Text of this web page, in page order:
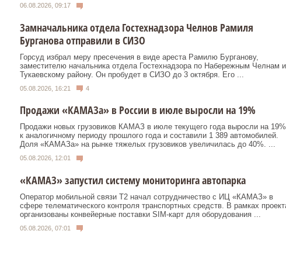
06.08.2026, 09:17
Замначальника отдела Гостехнадзора Челнов Рамиля
Бурганова отправили в СИЗО
Горсуд избрал меру пресечения в виде ареста Рамилю Бурганову,
заместителю начальника отдела Гостехнадзора по Набережным Челнам и
Тукаевскому району. Он пробудет в СИЗО до 3 октября. Его ...
05.08.2026, 16:21 4
Продажи «КАМАЗа» в России в июле выросли на 19%
Продажи новых грузовиков КАМАЗ в июле текущего года выросли на 19%
к аналогичному периоду прошлого года и составили 1 389 автомобилей.
Доля «КАМАЗа» на рынке тяжелых грузовиков увеличилась до 40%. ...
05.08.2026, 12:01
«КАМАЗ» запустил систему мониторинга автопарка
Оператор мобильной связи T2 начал сотрудничество с ИЦ «КАМАЗ» в
сфере телематического контроля транспортных средств. В рамках
организованы конвейерные поставки SIM‑карт для оборудования ...
05.08.2026, 07:01